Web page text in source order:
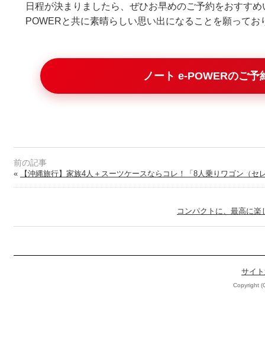
日程が決まりましたら、ぜひお早めのご予約をおすす
POWERと共に素晴らしい思い出になることを願ってお
ノート e-POWERのご
« 【沖縄旅行】家族4人＋スーツケースならコレ！「8人乗りワゴン（セ
コンパクトに、最高に
サイ
Copyright